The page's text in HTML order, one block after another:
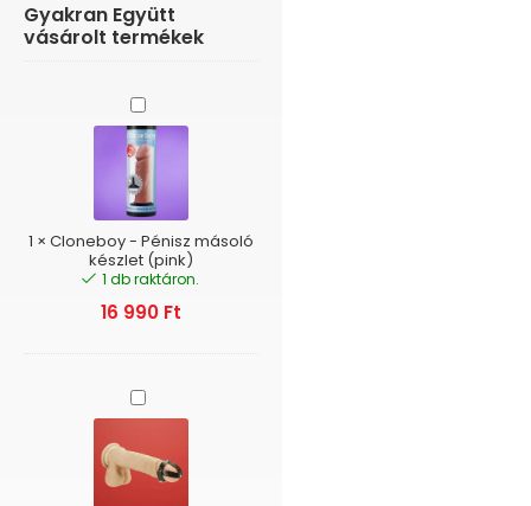
Gyakran Együtt
vásárolt termékek
Cloneboy
-
Pénisz
másoló
készlet
(pink)
1 × Cloneboy - Pénisz másoló
készlet (pink)
1 db raktáron.
16 990 Ft
Bondage
Play
Péniszheveder